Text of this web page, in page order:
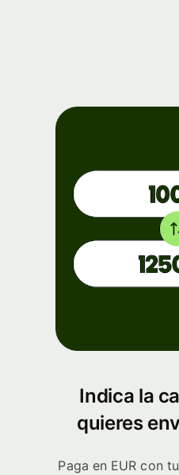
Indica la
quieres
Paga en EUR con